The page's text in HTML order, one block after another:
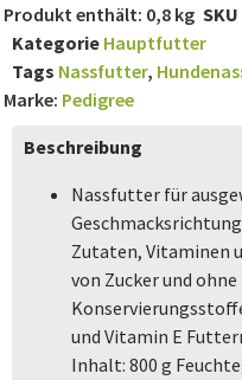
Produkt enthält: 0,8 kg SKU
Kategorie Hauptfutter
Tags Nassfutter,
Marke: Pedigree
Beschreibung
Nassfutter für
Zutaten, Vitaminen
von Zucker und
und Vitamin E
Inhalt: 800 g